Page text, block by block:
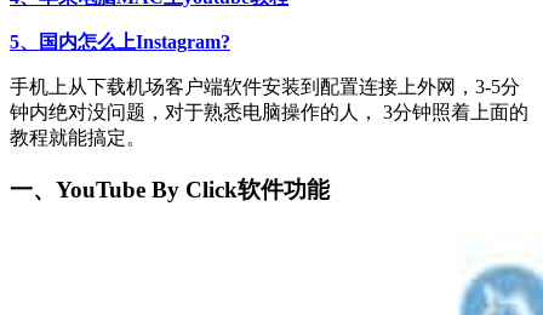
5、国内怎么上Instagram?
手机上从下载机场客户端软件安装到配置连接上外网，3-5分
钟内绝对没问题，对于熟悉电脑操作的人， 3分钟照着上面的
教程就能搞定。
一、 YouTube By Click软件功能